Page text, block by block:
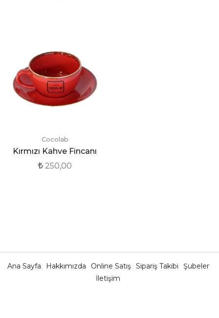
Cocolab
Kırmızı Kahve Fincanı
250,00
Ana Sayfa Hakkımızda Online Satış Sipariş Takibi
Şubeler
İletişim